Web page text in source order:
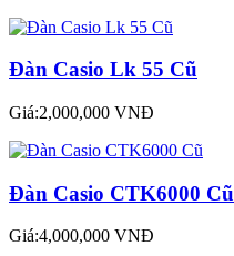
Đàn Casio Lk 55 Cũ
Giá:2,000,000 VNĐ
Đàn Casio CTK6000 Cũ
Giá:4,000,000 VNĐ